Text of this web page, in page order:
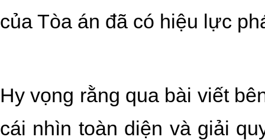
của Tòa án đã có hiệu lực
Hy vọng rằng qua bài viết
cái nhìn toàn diện và giải